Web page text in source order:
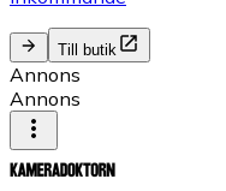
Till butik
Annons
Annons